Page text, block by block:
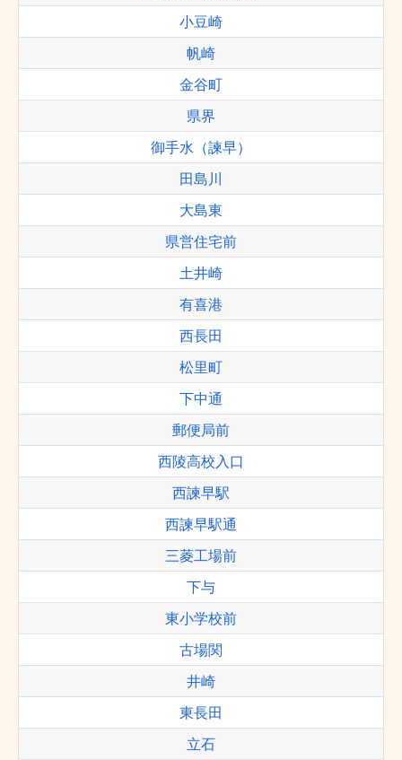
小豆崎
帆崎
金谷町
県界
御手水（諫早）
田島川
大島東
県営住宅前
土井崎
有喜港
西長田
松里町
下中通
郵便局前
西陵高校入口
西諫早駅
西諫早駅通
三菱工場前
下与
東小学校前
古場関
井崎
東長田
立石